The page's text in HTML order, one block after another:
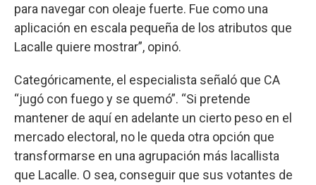
para navegar con oleaje fuerte. Fue como una
aplicación en escala pequeña de los atributos que
Lacalle quiere mostrar”, opinó.
Categóricamente, el especialista señaló que CA
“jugó con fuego y se quemó”. “Si pretende
mantener de aquí en adelante un cierto peso en el
mercado electoral, no le queda otra opción que
transformarse en una agrupación más lacallista
que Lacalle. O sea, conseguir que sus votantes de